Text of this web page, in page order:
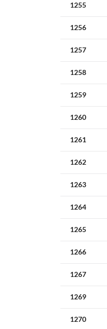
1255
1256
1257
1258
1259
1260
1261
1262
1263
1264
1265
1266
1267
1269
1270